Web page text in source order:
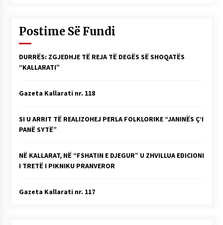
22/09/2025
– ËNGJËLL HASIMAJ – “KUJTIMET E MIA PËR
KALLARATIN SI MËSUES I MATEMATIKËS, POR
Gazeta Kallarati nr. 114
Postime Së Fundi
DURRËS: ZGJEDHJE TË REJA TË DEGËS SË SHOQATËS
“KALLARATI”
Gazeta Kallarati nr. 118
SI U ARRIT TË REALIZOHEJ PERLA FOLKLORIKE “JANINËS Ç’I
PANË SYTË”
NË KALLARAT, NË “FSHATIN E DJEGUR” U ZHVILLUA EDICIONI
I TRETË I PIKNIKU PRANVEROR
Gazeta Kallarati nr. 117